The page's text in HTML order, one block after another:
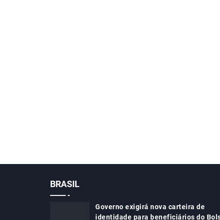
BRASIL
Governo exigirá nova carteira de
identidade para beneficiários do